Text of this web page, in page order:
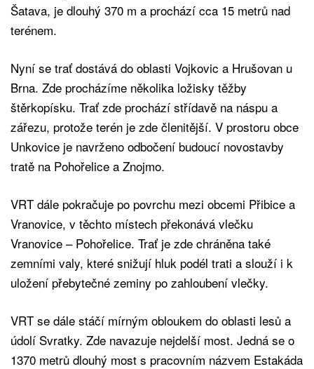
Šatava, je dlouhý 370 m a prochází cca 15 metrů nad
terénem.
Nyní se trať dostává do oblasti Vojkovic a Hrušovan u
Brna. Zde procházíme několika ložisky těžby
štěrkopísku. Trať zde prochází střídavě na náspu a
zářezu, protože terén je zde členitější. V prostoru obce
Unkovice je navrženo odbočení budoucí novostavby
tratě na Pohořelice a Znojmo.
VRT dále pokračuje po povrchu mezi obcemi Přibice a
Vranovice, v těchto místech překonává vlečku
Vranovice – Pohořelice. Trať je zde chráněna také
zemními valy, které snižují hluk podél trati a slouží i k
uložení přebytečné zeminy po zahloubení vlečky.
VRT se dále stáčí mírným obloukem do oblasti lesů a
údolí Svratky. Zde navazuje nejdelší most. Jedná se o
1370 metrů dlouhý most s pracovním názvem Estakáda